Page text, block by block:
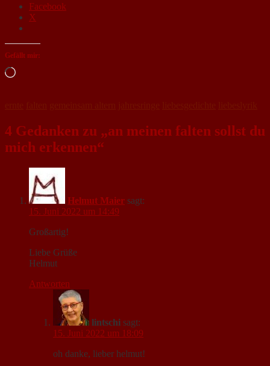
Facebook
X
Gefällt mir:
Loading…
4 Gedanken zu „an meinen falten sollst du
mich erkennen“
Helmut Maier sagt:
15. Juni 2022 um 14:49
Großartig!
Liebe Grüße
Helmut
Antworten
lintschi sagt:
15. Juni 2022 um 18:09
oh danke, lieber helmut!